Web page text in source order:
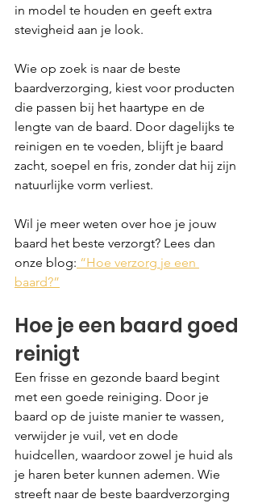
in model te houden en geeft extra
stevigheid aan je look.
Wie op zoek is naar de beste
baardverzorging, kiest voor producten
die passen bij het haartype en de
lengte van de baard. Door dagelijks te
reinigen en te voeden, blijft je baard
zacht, soepel en fris, zonder dat hij zijn
natuurlijke vorm verliest.
Wil je meer weten over hoe je jouw
baard het beste verzorgt? Lees dan
onze blog: “Hoe verzorg je een
baard?”
Hoe je een baard goed
reinigt
Een frisse en gezonde baard begint
met een goede reiniging. Door je
baard op de juiste manier te wassen,
verwijder je vuil, vet en dode
huidcellen, waardoor zowel je huid als
je haren beter kunnen ademen. Wie
streeft naar de beste baardverzorging